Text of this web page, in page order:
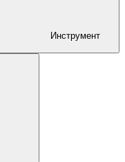
Инструмент